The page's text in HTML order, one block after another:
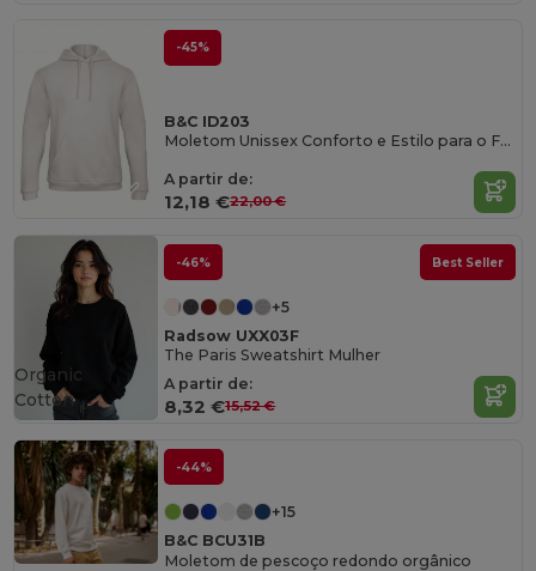
-45%
B&C ID203
Moletom Unissex Conforto e Estilo para o Frio
A partir de:
12,18 €22,00 €
-46% Best Seller
+5
Radsow UXX03F
The Paris Sweatshirt Mulher
A partir de:
8,32 €15,52 €
Organic
Cotton
-44%
+15
B&C BCU31B
Moletom de pescoço redondo orgânico